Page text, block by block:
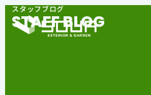
スタッフブログ
STAFF BLOG